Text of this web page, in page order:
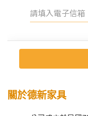
關於德新家具